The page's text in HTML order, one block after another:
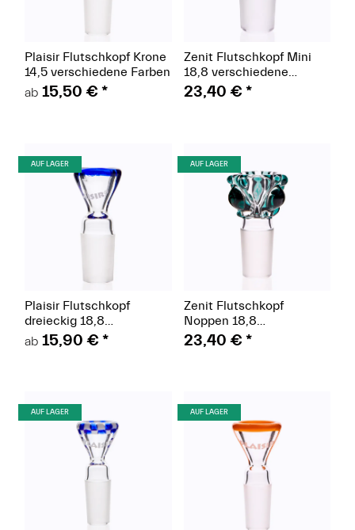
Plaisir Flutschkopf Krone
14,5 verschiedene Farben
ab 15,50 € *
Zenit Flutschkopf Mini
18,8 verschiedene
Farben
23,40 € *
AUF LAGER (Paket)
Plaisir Flutschkopf
dreieckig 18,8
verschiedene Farben
ab 15,90 € *
AUF LAGER
Zenit Flutschkopf
Noppen 18,8
verschiedene Farben
23,40 € *
AUF LAGER (Paket) AUF LAGER